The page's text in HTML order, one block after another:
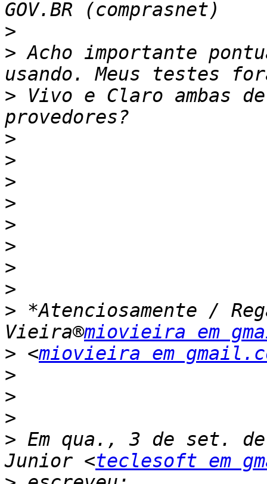
>
> Acho importante
> Vivo e Claro ambas
>
>
>
>
>
>
>
>
> *Atenciosamente /
Vieira®miovieira em
> <miovieira em
>
>
>
> Em qua., 3 de set. de
Junior <teclesoft em